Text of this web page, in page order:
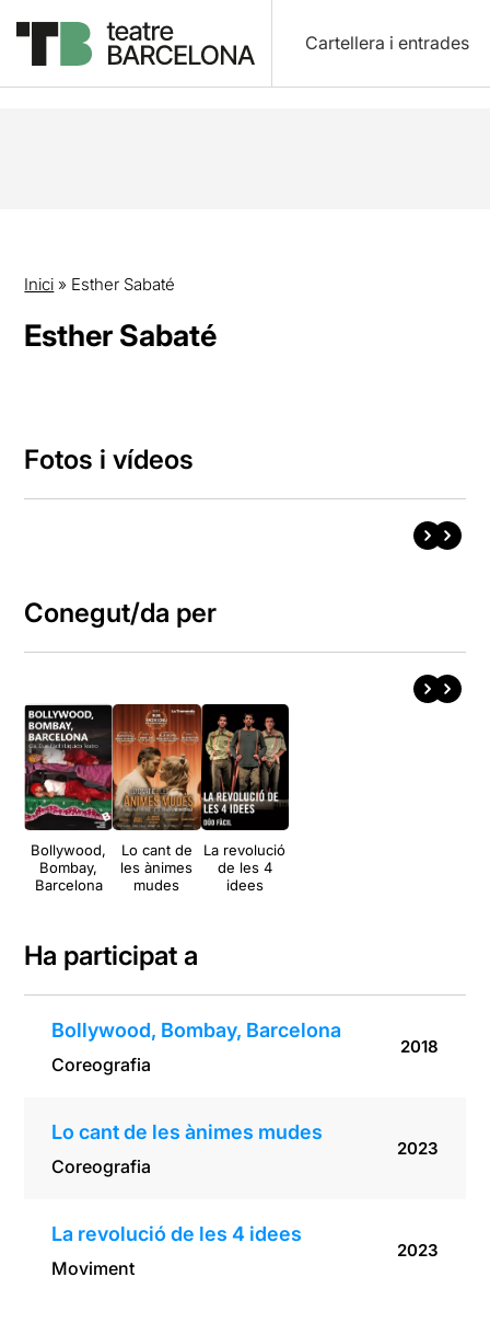
Cartellera i entrades
Inici » Esther Sabaté
Esther Sabaté
Fotos i vídeos
Conegut/da per
Bollywood,
Bombay,
Barcelona
Lo cant de
les ànimes
mudes
La revolució
de les 4
idees
Ha participat a
Bollywood, Bombay, Barcelona
Coreografia
2018
Lo cant de les ànimes mudes
Coreografia
2023
La revolució de les 4 idees
Moviment
2023